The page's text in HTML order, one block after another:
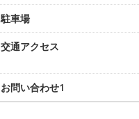
駐車場
交通アクセス
お問い合わせ1